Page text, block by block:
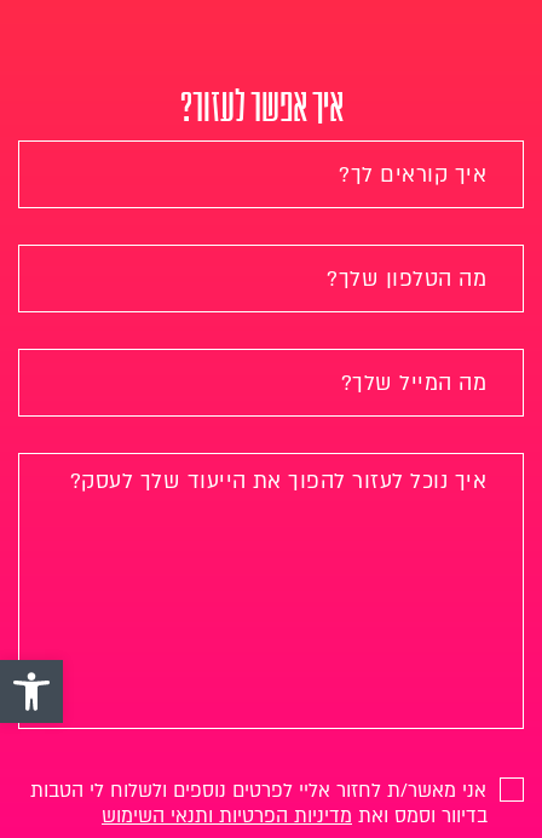
פתח
איך אפשר לעזור?
אני מאשר/ת לחזור אליי לפרטים נוספים ולשלוח לי הטבות
בדיוור וסמס ואת מדיניות הפרטיות ותנאי השימוש